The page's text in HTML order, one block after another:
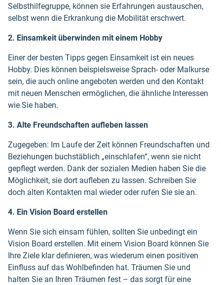
Selbsthilfegruppe, können sie Erfahrungen austauschen,
selbst wenn die Erkrankung die Mobilität erschwert.
2. Einsamkeit überwinden mit einem Hobby
Einer der besten Tipps gegen Einsamkeit ist ein neues
Hobby. Dies können beispielsweise Sprach- oder Malkurse
sein, die auch online angeboten werden und den Kontakt
mit neuen Menschen ermöglichen, die ähnliche Interessen
wie Sie haben.
3. Alte Freundschaften aufleben lassen
Zugegeben: Im Laufe der Zeit können Freundschaften und
Beziehungen buchstäblich „einschlafen“, wenn sie nicht
gepflegt werden. Dank der sozialen Medien haben Sie die
Möglichkeit, sie dort aufleben zu lassen. Schreiben Sie
doch alten Kontakten mal wieder oder rufen Sie sie an.
4. Ein Vision Board erstellen
Wenn Sie sich einsam fühlen, sollten Sie unbedingt ein
Vision Board erstellen. Mit einem Vision Board können Sie
Ihre Ziele klar definieren, was wiederum einen positiven
Einfluss auf das Wohlbefinden hat. Träumen Sie und
halten Sie an Ihren Träumen fest – das sorgt für eine